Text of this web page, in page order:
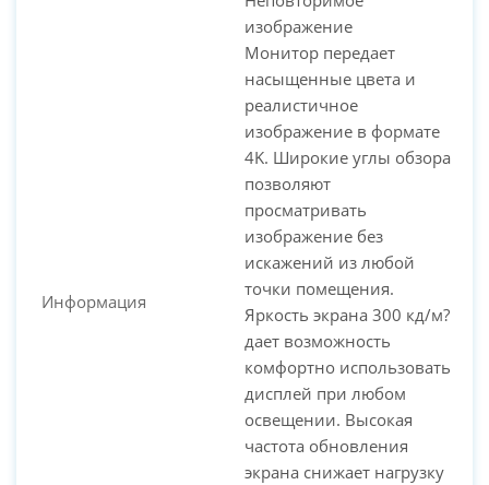
Информация
изображение
Монитор передает
насыщенные цвета и
реалистичное
изображение в формате
4K. Широкие углы обзора
позволяют
просматривать
изображение без
искажений из любой
точки помещения.
Яркость экрана 300 кд/м?
дает возможность
комфортно использовать
дисплей при любом
освещении. Высокая
частота обновления
экрана снижает нагрузку